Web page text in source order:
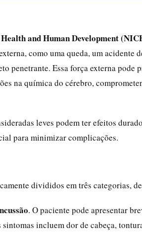
and Human Development
como uma queda, um acidente
penetrante. Essa força externa pode
na química do cérebro,
leves podem ter efeitos
para minimizar complicações.
divididos em três categorias,
. O paciente pode apresentar
incluem dor de cabeça,